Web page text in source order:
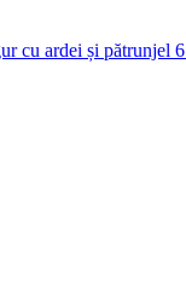
cu ardei și pătrunjel 6